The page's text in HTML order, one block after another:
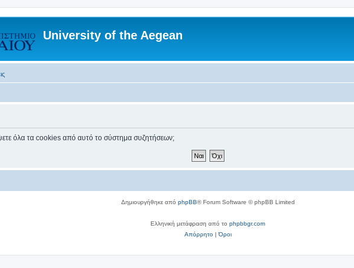
University of the Aegean
όλα τα cookies από αυτό το σύστημα συζητήσεων;
Δημιουργήθηκε από phpBB® Forum Software © phpBB Limited
Ελληνική μετάφραση από το phpbbgr.com
Απόρρητο|Όροι